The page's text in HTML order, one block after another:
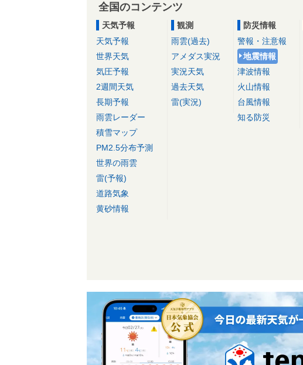
全国のコンテンツ
天気予報
天気予報
世界天気
気圧予報
2週間天気
長期予報
雨雲レーダー
積雪マップ
PM2.5分布予測
世界の雨雲
雷(予報)
道路気象
黄砂情報
観測
雨雲(過去)
アメダス実況
実況天気
過去天気
雷(実況)
防災情報
警報・注意報
地震情報
津波情報
火山情報
台風情報
知る防災